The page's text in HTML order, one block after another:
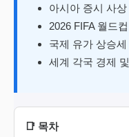
아시아 증시 사
2026 FIFA 월드
국제 유가 상승세
세계 각국 경제
📑 목차